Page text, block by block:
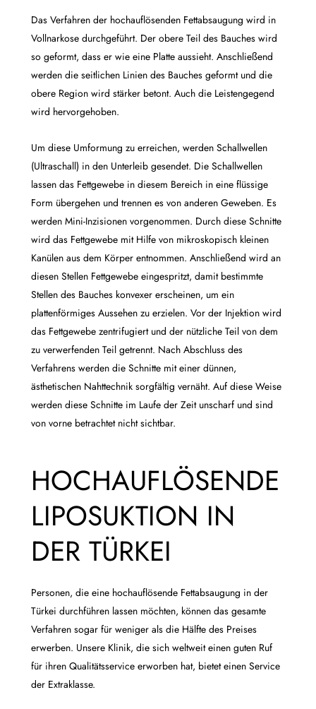
Das Verfahren der hochauflösenden Fettabsaugung wird in
Vollnarkose durchgeführt. Der obere Teil des Bauches wird
so geformt, dass er wie eine Platte aussieht. Anschließend
werden die seitlichen Linien des Bauches geformt und die
obere Region wird stärker betont. Auch die Leistengegend
wird hervorgehoben.
Um diese Umformung zu erreichen, werden Schallwellen
(Ultraschall) in den Unterleib gesendet. Die Schallwellen
lassen das Fettgewebe in diesem Bereich in eine flüssige
Form übergehen und trennen es von anderen Geweben. Es
werden Mini-Inzisionen vorgenommen. Durch diese Schnitte
wird das Fettgewebe mit Hilfe von mikroskopisch kleinen
Kanülen aus dem Körper entnommen. Anschließend wird an
diesen Stellen Fettgewebe eingespritzt, damit bestimmte
Stellen des Bauches konvexer erscheinen, um ein
plattenförmiges Aussehen zu erzielen. Vor der Injektion wird
das Fettgewebe zentrifugiert und der nützliche Teil von dem
zu verwerfenden Teil getrennt. Nach Abschluss des
Verfahrens werden die Schnitte mit einer dünnen,
ästhetischen Nahttechnik sorgfältig vernäht. Auf diese Weise
werden diese Schnitte im Laufe der Zeit unscharf und sind
von vorne betrachtet nicht sichtbar.
HOCHAUFLÖSENDE
LIPOSUKTION IN
DER TÜRKEI
Personen, die eine hochauflösende Fettabsaugung in der
Türkei durchführen lassen möchten, können das gesamte
Verfahren sogar für weniger als die Hälfte des Preises
erwerben. Unsere Klinik, die sich weltweit einen guten Ruf
für ihren Qualitätsservice erworben hat, bietet einen Service
der Extraklasse.